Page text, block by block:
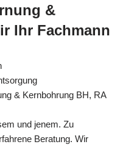
&
Ihr Fachmann
& Kernbohrung BH, RA
und jenem. Zu
Beratung. Wir